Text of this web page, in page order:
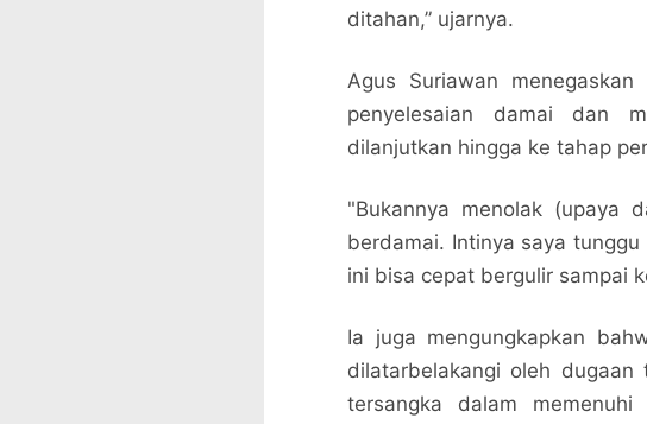
ditahan,” ujarnya.
Agus Suriawan
penyelesaian damai dan
dilanjutkan hingga ke tahap
"Bukannya menolak (upaya
berdamai. Intinya saya
ini bisa cepat bergulir sampai
Ia juga mengungkapkan
dilatarbelakangi oleh
tersangka dalam memenuhi